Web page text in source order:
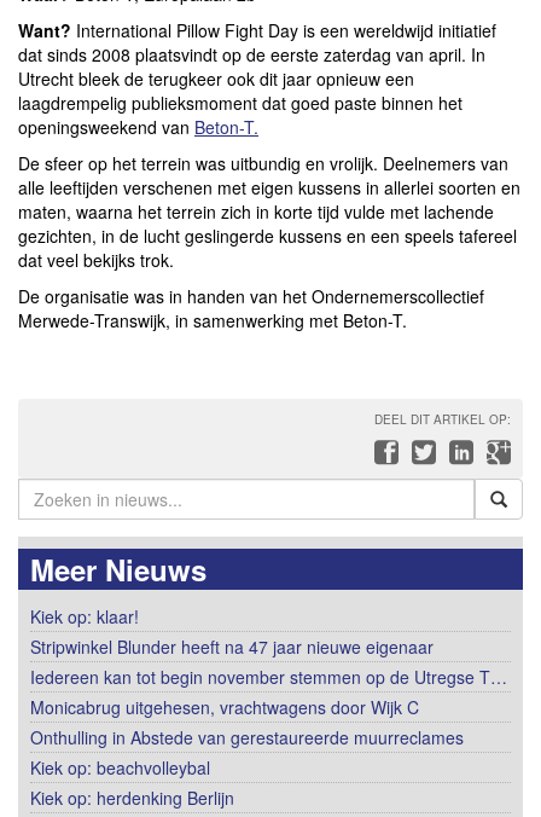
Want? International Pillow Fight Day is een wereldwijd initiatief
dat sinds 2008 plaatsvindt op de eerste zaterdag van april. In
Utrecht bleek de terugkeer ook dit jaar opnieuw een
laagdrempelig publieksmoment dat goed paste binnen het
openingsweekend van Beton-T.
De sfeer op het terrein was uitbundig en vrolijk. Deelnemers van
alle leeftijden verschenen met eigen kussens in allerlei soorten en
maten, waarna het terrein zich in korte tijd vulde met lachende
gezichten, in de lucht geslingerde kussens en een speels tafereel
dat veel bekijks trok.
De organisatie was in handen van het Ondernemerscollectief
Merwede-Transwijk, in samenwerking met Beton-T.
DEEL DIT ARTIKEL OP:
Meer Nieuws
Kiek op: klaar!
Stripwinkel Blunder heeft na 47 jaar nieuwe eigenaar
Iedereen kan tot begin november stemmen op de Utregse T…
Monicabrug uitgehesen, vrachtwagens door Wijk C
Onthulling in Abstede van gerestaureerde muurreclames
Kiek op: beachvolleybal
Kiek op: herdenking Berlijn